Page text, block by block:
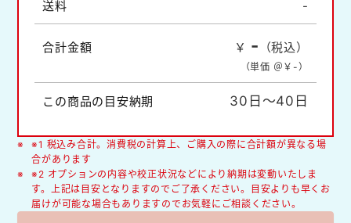
送料 -
合計金額 ￥ - （税込）
（単価 ＠￥-）
この商品の目安納期 30日～40日
※1 税込み合計。消費税の計算上、ご購入の際に合計額が異なる場
合があります
※2 オプションの内容や校正状況などにより納期は変動いたしま
す。上記は目安となりますのでご了承ください。目安よりも早くお
届けが可能な場合もありますのでお気軽にご相談ください。